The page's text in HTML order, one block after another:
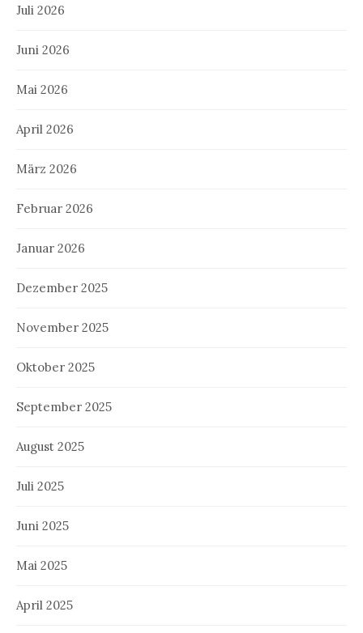
Juli 2026
Juni 2026
Mai 2026
April 2026
März 2026
Februar 2026
Januar 2026
Dezember 2025
November 2025
Oktober 2025
September 2025
August 2025
Juli 2025
Juni 2025
Mai 2025
April 2025